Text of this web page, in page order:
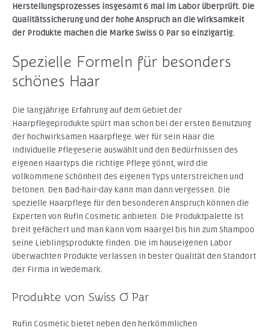
Herstellungsprozesses insgesamt 6 mal im Labor überprüft. Die
Qualitätssicherung und der hohe Anspruch an die Wirksamkeit
der Produkte machen die Marke Swiss O Par so einzigartig.
Spezielle Formeln für besonders
schönes Haar
Die langjährige Erfahrung auf dem Gebiet der
Haarpflegeprodukte spürt man schon bei der ersten Benutzung
der hochwirksamen Haarpflege. Wer für sein Haar die
individuelle Pflegeserie auswählt und den Bedürfnissen des
eigenen Haartyps die richtige Pflege gönnt, wird die
vollkommene Schönheit des eigenen Typs unterstreichen und
betonen. Den Bad-hair-day kann man dann vergessen. Die
spezielle Haarpflege für den besonderen Anspruch können die
Experten von Rufin Cosmetic anbieten. Die Produktpalette ist
breit gefächert und man kann vom Haargel bis hin zum Shampoo
seine Lieblingsprodukte finden. Die im hauseigenen Labor
überwachten Produkte verlassen in bester Qualität den Standort
der Firma in Wedemark.
Produkte von Swiss O Par
Rufin Cosmetic bietet neben den herkömmlichen